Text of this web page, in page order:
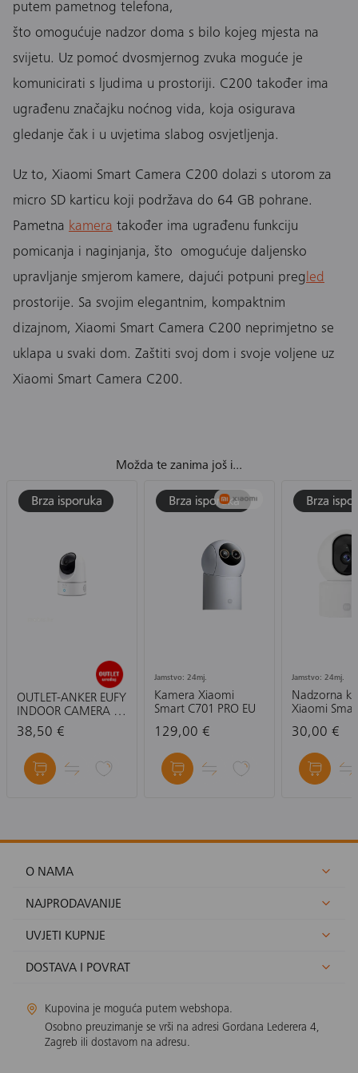
putem pametnog telefona,
što omogućuje nadzor doma s bilo kojeg mjesta na
svijetu. Uz pomoć dvosmjernog zvuka moguće je
komunicirati s ljudima u prostoriji. C200 također ima
ugrađenu značajku noćnog vida, koja osigurava
gledanje čak i u uvjetima slabog osvjetljenja.
Uz to, Xiaomi Smart Camera C200 dolazi s utorom za
micro SD karticu koji podržava do 64 GB pohrane.
Pametna kamera također ima ugrađenu funkciju
pomicanja i naginjanja, što omogućuje daljensko
upravljanje smjerom kamere, dajući potpuni pregled
prostorije. Sa svojim elegantnim, kompaktnim
dizajnom, Xiaomi Smart Camera C200 neprimjetno se
uklapa u svaki dom. Zaštiti svoj dom i svoje voljene uz
Xiaomi Smart Camera C200.
Možda te zanima još i...
OUTLET-ANKER EUFY
INDOOR CAMERA 2K
PAN & TILT: BIJELA-
UNUTARNJA
KAMERA
38,50 €
Jamstvo: 24mj.
Kamera Xiaomi
Smart C701 PRO EU
129,00 €
Jamstvo: 24mj.
Nadzorna
Xiaomi
30,00 €
O NAMA
NAJPRODAVANIJE
UVJETI KUPNJE
DOSTAVA I POVRAT
Kupovina je moguća putem webshopa.
Osobno preuzimanje se vrši na adresi Gordana Lederera 4,
Zagreb ili dostavom na adresu.